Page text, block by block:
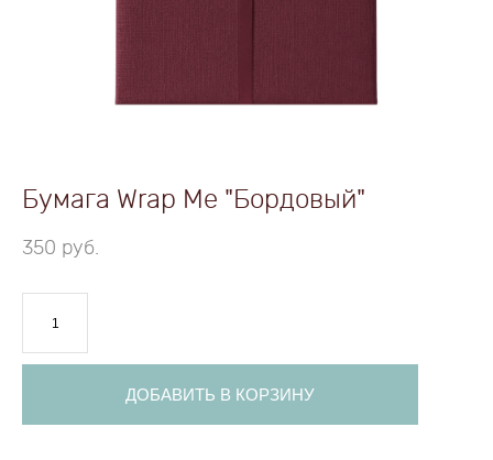
Бумага Wrap Me "Бордовый"
350 pуб.
ДОБАВИТЬ В КОРЗИНУ